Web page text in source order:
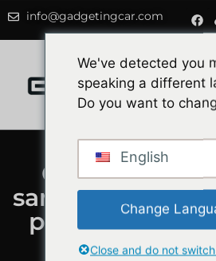
info@gadgetingcar.com
Co zrobić,
samochodowa
etyczny i
We've detected you
speaking a different
Do you want to
English
Change
Close and do not